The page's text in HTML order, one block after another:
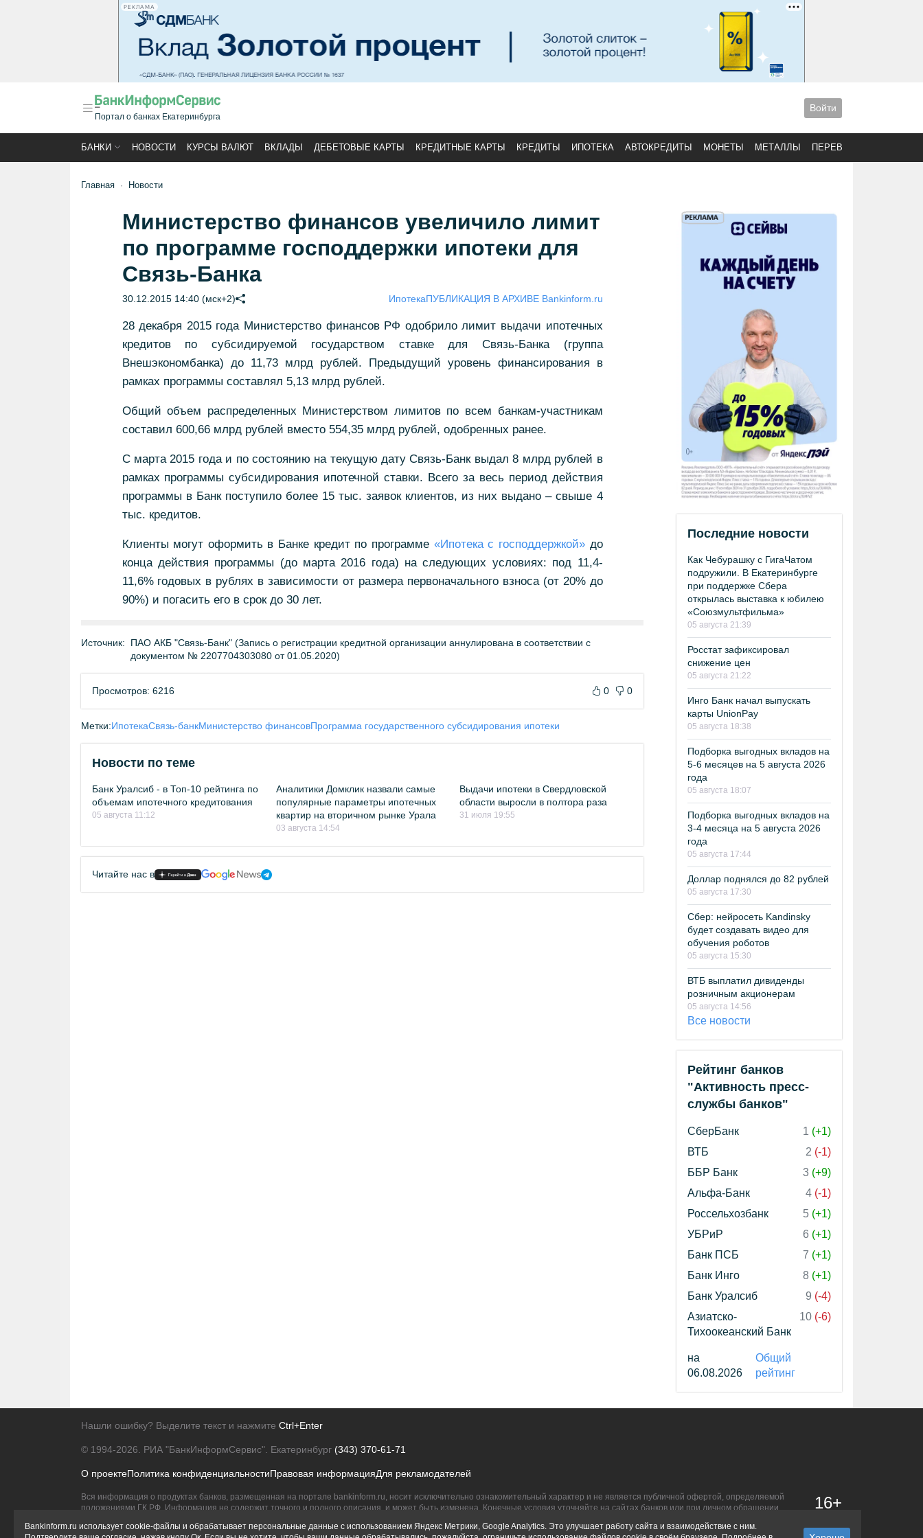
РЕКЛАМА
Портал о банках Екатеринбурга
Войти
БАНКИ НОВОСТИ КУРСЫ ВАЛЮТ ВКЛАДЫ ДЕБЕТОВЫЕ КАРТЫ КРЕДИТНЫЕ КАРТЫ КРЕДИТЫ ИПОТЕКА АВТОКРЕДИТЫ МОНЕТЫ МЕТАЛЛЫ ПЕРЕВОДЫ
Главная Новости
Министерство финансов увеличило лимит
по программе господдержки ипотеки для
Связь-Банка
30.12.2015 14:40 (мск+2) ИпотекаПУБЛИКАЦИЯ В АРХИВЕ Bankinform.ru
28 декабря 2015 года Министерство финансов РФ одобрило лимит выдачи ипотечных
кредитов по субсидируемой государством ставке для Связь-Банка (группа
Внешэкономбанка) до 11,73 млрд рублей. Предыдущий уровень финансирования в
рамках программы составлял 5,13 млрд рублей.
Общий объем распределенных Министерством лимитов по всем банкам-участникам
составил 600,66 млрд рублей вместо 554,35 млрд рублей, одобренных ранее.
С марта 2015 года и по состоянию на текущую дату Связь-Банк выдал 8 млрд рублей в
рамках программы субсидирования ипотечной ставки. Всего за весь период действия
программы в Банк поступило более 15 тыс. заявок клиентов, из них выдано – свыше 4
тыс. кредитов.
Клиенты могут оформить в Банке кредит по программе «Ипотека с господдержкой»до
конца действия программы (до марта 2016 года) на следующих условиях: под 11,4-
11,6% годовых в рублях в зависимости от размера первоначального взноса (от 20% до
90%) и погасить его в срок до 30 лет.
Источник:
ПАО АКБ "Связь-Банк" (Запись о регистрации кредитной организации аннулирована в соответствии с
документом № 2207704303080 от 01.05.2020)
Просмотров: 6216 0 0
Метки:ИпотекаСвязь-банкМинистерство финансовПрограмма государственного субсидирования ипотеки
Новости по теме
Банк Уралсиб - в Топ-10 рейтинга по
объемам ипотечного кредитования
05 августа 11:12
Аналитики Домклик назвали самые
популярные параметры ипотечных
квартир на вторичном рынке Урала
03 августа 14:54
Выдачи ипотеки в Свердловской
области выросли в полтора раза
31 июля 19:55
Читайте нас в
Последние новости
Как Чебурашку с ГигаЧатом
подружили. В Екатеринбурге
при поддержке Сбера
открылась выставка к юбилею
«Союзмультфильма»
05 августа 21:39
Росстат зафиксировал
снижение цен
05 августа 21:22
Инго Банк начал выпускать
карты UnionPay
05 августа 18:38
Подборка выгодных вкладов на
5-6 месяцев на 5 августа 2026
года
05 августа 18:07
Подборка выгодных вкладов на
3-4 месяца на 5 августа 2026
года
05 августа 17:44
Доллар поднялся до 82 рублей
05 августа 17:30
Сбер: нейросеть Kandinsky
будет создавать видео для
обучения роботов
05 августа 15:30
ВТБ выплатил дивиденды
розничным акционерам
05 августа 14:56
Все новости
Рейтинг банков
"Активность пресс-
службы банков"
СберБанк 1 (+1)
ВТБ
2 (-1)
ББР Банк
3 (+9)
Альфа-Банк
4 (-1)
Россельхозбанк
5 (+1)
УБРиР
6 (+1)
Банк ПСБ
7 (+1)
Банк Инго
8 (+1)
Банк Уралсиб
9 (-4)
Азиатско-
Тихоокеанский Банк
10 (-6)
на
06.08.2026
Общий
рейтинг
Нашли ошибку? Выделите текст и нажмите Ctrl+Enter
© 1994-2026. РИА "БанкИнформСервис". Екатеринбург (343) 370-61-71
О проектеПолитика конфиденциальностиПравовая информацияДля рекламодателей
Вся информация о продуктах банков, размещенная на портале bankinform.ru, носит исключительно ознакомительный характер и не является публичной офертой, определяемой
положениями ГК РФ. Информация не содержит точного и полного описания, и может быть изменена. Конечные условия уточняйте на сайтах банков или при личном обращении.
16+
Bankinform.ru использует cookie-файлы и обрабатывает персональные данные с использованием Яндекс Метрики, Google Analytics. Это улучшает работу сайта и взаимодействие с ним.